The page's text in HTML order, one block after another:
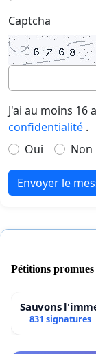
Captcha
J'ai au moins 16
confidentialité .
Oui
Non
Envoyer le
Pétitions
Sauvons
831 signatures